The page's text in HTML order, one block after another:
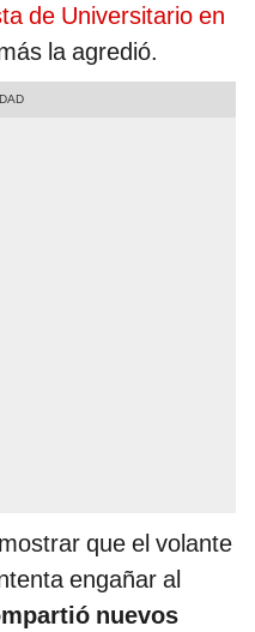
de Universitario en
la agredió.
que el volante
engañar al
nuevos